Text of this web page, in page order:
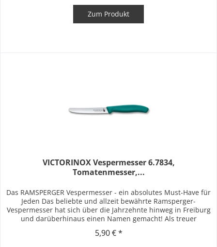
Zum Produkt
VICTORINOX Vespermesser 6.7834,
Tomatenmesser,...
Das RAMSPERGER Vespermesser - ein absolutes Must-Have für
Jeden Das beliebte und allzeit bewährte Ramsperger-
Vespermesser hat sich über die Jahrzehnte hinweg in Freiburg
und darüberhinaus einen Namen gemacht! Als treuer
5,90 € *